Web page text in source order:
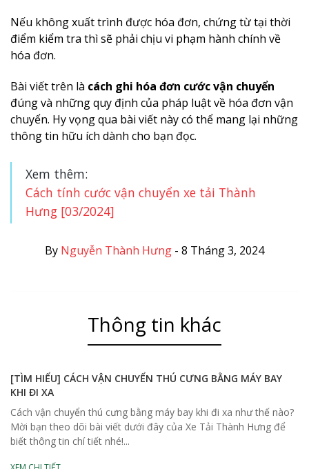
Nếu không xuất trình được hóa đơn, chứng từ tại thời
điểm kiểm tra thì sẽ phải chịu vi phạm hành chính về
hóa đơn.
Bài viết trên là cách ghi hóa đơn cước vận chuyển
đúng và những quy định của pháp luật về hóa đơn vận
chuyển. Hy vọng qua bài viết này có thể mang lại những
thông tin hữu ích dành cho bạn đọc.
Xem thêm:
Cách tính cước vận chuyển xe tải Thành
Hưng [03/2024]
By Nguyễn Thành Hưng - 8 Tháng 3, 2024
Thông tin khác
[TÌM HIỂU] CÁCH VẬN CHUYỂN THÚ CƯNG BẰNG MÁY BAY
KHI ĐI XA
Cách vận chuyển thú cưng bằng máy bay khi đi xa như thế nào?
Mời bạn theo dõi bài viết dưới đây của Xe Tải Thành Hưng để
biết thông tin chí tiết nhé!...